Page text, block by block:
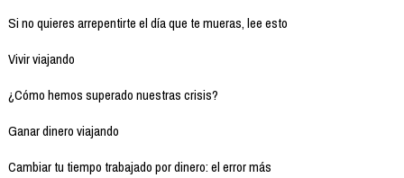
Si no quieres arrepentirte el día que te mueras, lee esto
Vivir viajando
¿Cómo hemos superado nuestras crisis?
Ganar dinero viajando
Cambiar tu tiempo trabajado por dinero: el error más